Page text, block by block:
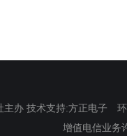
办 技术支持:方正电子
增值电信业务